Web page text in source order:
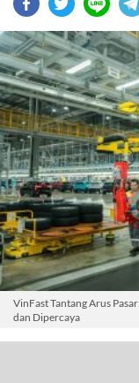
VinFast Tantang Arus
dan Dipercaya